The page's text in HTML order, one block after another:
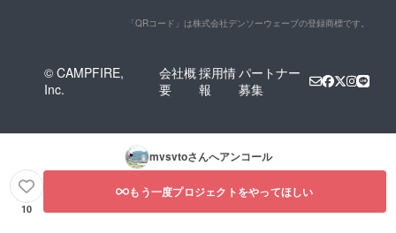
「QRコード」は株式会社デンソーウェーブの登録商標です。
© CAMPFIRE,
Inc.
会社概
要
採用情
報
パートナー
募集
mvsvtoさんへアンコール
10
もう一度プロジェクトをやってほしい